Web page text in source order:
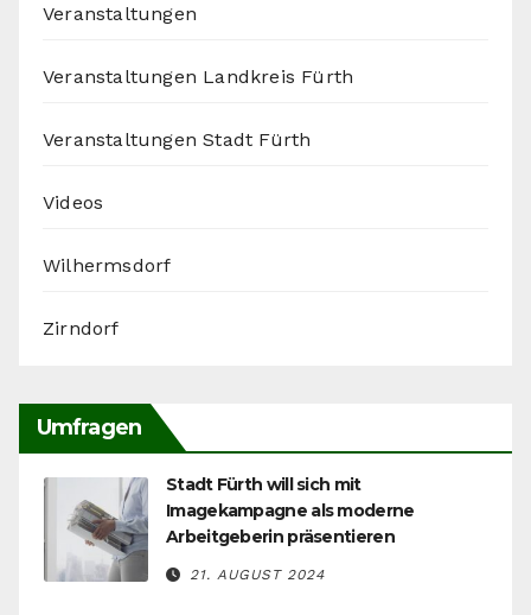
Veranstaltungen
Veranstaltungen Landkreis Fürth
Veranstaltungen Stadt Fürth
Videos
Wilhermsdorf
Zirndorf
Umfragen
Stadt Fürth will sich mit
Imagekampagne als moderne
Arbeitgeberin präsentieren
21. AUGUST 2024